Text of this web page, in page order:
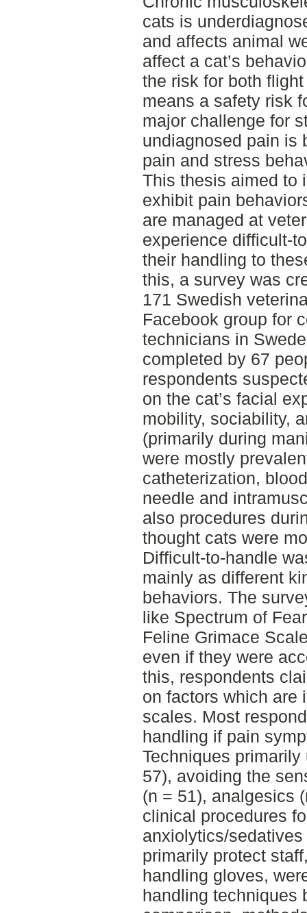
cats is
and affects animal
affect a cat’s
the risk for both
means a safety risk
major challenge for
undiagnosed pain is
pain and stress
This thesis aimed to
exhibit pain
are managed at
experience difficult-
their handling to
this, a survey was
171 Swedish
Facebook group for
technicians in
completed by 67
respondents
on the cat’s facial
mobility, sociability,
(primarily during
were mostly
catheterization,
needle and
also procedures
thought cats were
Difficult-to-handle
mainly as different
behaviors. The
like Spectrum of
Feline Grimace
even if they were
this, respondents
on factors which are
scales. Most
handling if pain
Techniques
57), avoiding the
(n = 51), analgesics
clinical procedures
anxiolytics/
primarily protect
handling gloves,
handling techniques